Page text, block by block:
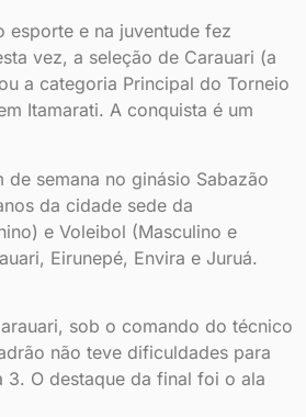
esporte e na juventude fez
vez, a seleção de Carauari (a
a categoria Principal do Torneio
Itamarati. A conquista é um
semana no ginásio Sabazão
da cidade sede da
e Voleibol (Masculino e
Eirunepé, Envira e Juruá.
sob o comando do técnico
não teve dificuldades para
O destaque da final foi o ala